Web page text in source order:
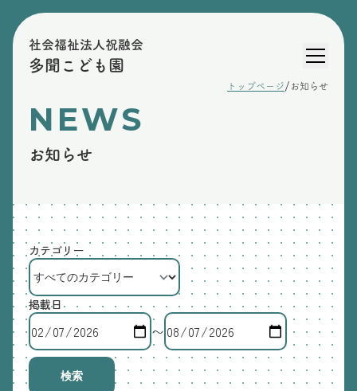
社会福祉法人祝融会
多聞こども園
トップページ/ お知らせ
NEWS
お知らせ
カテゴリー
掲載日
〜
検索